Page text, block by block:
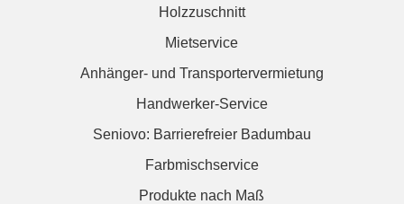
Holzzuschnitt
Mietservice
Anhänger- und Transportervermietung
Handwerker-Service
Seniovo: Barrierefreier Badumbau
Farbmischservice
Produkte nach Maß